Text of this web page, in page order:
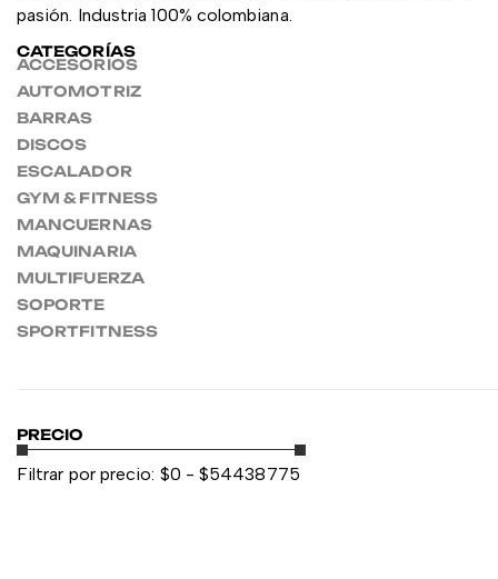
CATEGORÍAS
ACCESORIOS
AUTOMOTRIZ
BARRAS
DISCOS
ESCALADOR
GYM & FITNESS
MANCUERNAS
MAQUINARIA
MULTIFUERZA
SOPORTE
SPORTFITNESS
PRECIO
Filtrar por precio: $0 - $54438775
pasión. Industria 100% colombiana.